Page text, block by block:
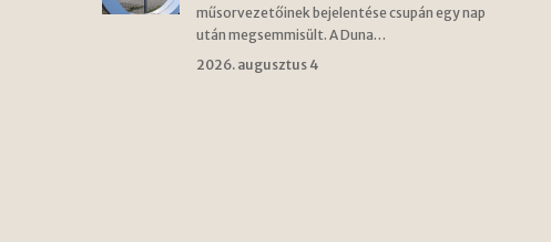
műsorvezetőinek bejelentése csupán egy nap
után megsemmisült. A Duna…
2026. augusztus 4